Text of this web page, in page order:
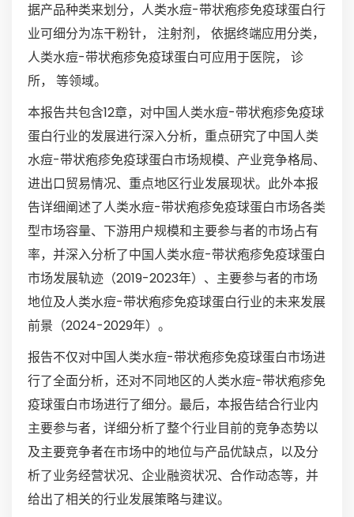
据产品种类来划分，人类水痘-带状疱疹免疫球蛋白行
业可细分为冻干粉针， 注射剂， 依据终端应用分类，
人类水痘-带状疱疹免疫球蛋白可应用于医院， 诊
所， 等领域。
本报告共包含12章，对中国人类水痘-带状疱疹免疫球
蛋白行业的发展进行深入分析，重点研究了中国人类
水痘-带状疱疹免疫球蛋白市场规模、产业竞争格局、
进出口贸易情况、重点地区行业发展现状。此外本报
告详细阐述了人类水痘-带状疱疹免疫球蛋白市场各类
型市场容量、下游用户规模和主要参与者的市场占有
率，并深入分析了中国人类水痘-带状疱疹免疫球蛋白
市场发展轨迹（2019-2023年）、主要参与者的市场
地位及人类水痘-带状疱疹免疫球蛋白行业的未来发展
前景（2024-2029年）。
报告不仅对中国人类水痘-带状疱疹免疫球蛋白市场进
行了全面分析，还对不同地区的人类水痘-带状疱疹免
疫球蛋白市场进行了细分。最后，本报告结合行业内
主要参与者，详细分析了整个行业目前的竞争态势以
及主要竞争者在市场中的地位与产品优缺点，以及分
析了业务经营状况、企业融资状况、合作动态等，并
给出了相关的行业发展策略与建议。